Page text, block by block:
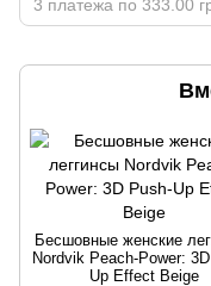
3 платежа по 333.00
Бесшовные женские
Nordvik Peach-Power:
Up Effect Beige